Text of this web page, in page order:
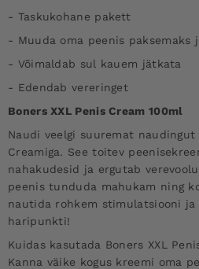
- Taskukohane pakett
- Muuda oma peenis paksemaks
- Võimaldab sul kauem jätkata
- Edendab vereringet
Boners XXL Penis Cream 100ml
Naudi veelgi suuremat naudingut
Creamiga. See toitev
nahakudesid ja ergutab
peenis tunduda mahukam ning
nautida rohkem stimulatsiooni
haripunkti!
Kuidas kasutada Boners XXL
Kanna väike kogus kreemi oma